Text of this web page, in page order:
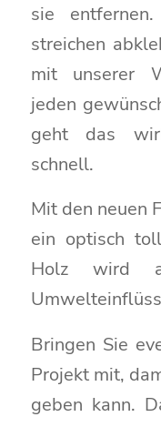
sie
streichen
mit unserer
jeden
geht das
schnell.
Mit den neuen
ein optisch
Holz wird
Bringen Sie
Projekt mit,
geben kann.